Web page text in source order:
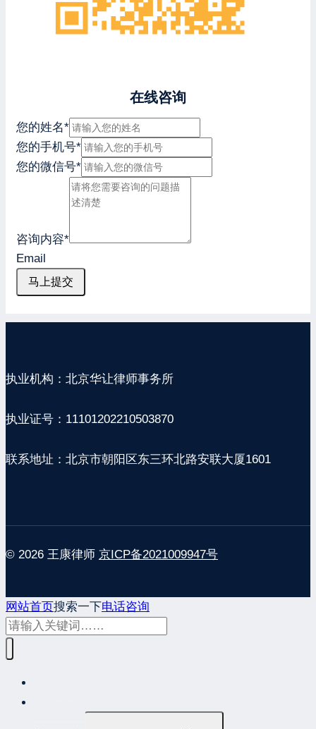
在线咨询
您的姓名*
您的手机号*
您的微信号*
咨询内容*
Email
马上提交
执业机构：北京华让律师事务所
执业证号：11101202210503870
联系地址：北京市朝阳区东三环北路安联大厦1601
© 2026 王康律师 京ICP备2021009947号
网站首页搜索一下电话咨询